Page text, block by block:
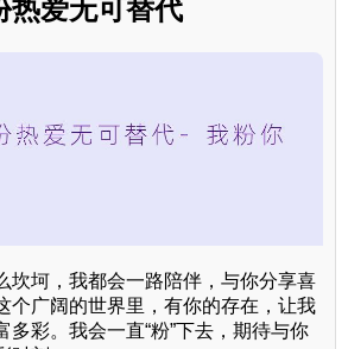
热爱无可替代
坎坷，我都会一路陪伴，与你分享喜
个广阔的世界里，有你的存在，让我
多彩。我会一直“粉”下去，期待与你